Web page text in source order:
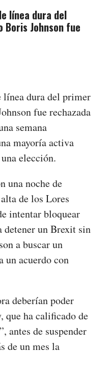
línea dura del
Johnson fue
línea dura del primer
fue rechazada
semana
mayoría activa
elección.
una noche de
de los Lores
intentar bloquear
detener un Brexit sin
a buscar un
un acuerdo con
deberían poder
que ha calificado de
antes de suspender
de un mes la